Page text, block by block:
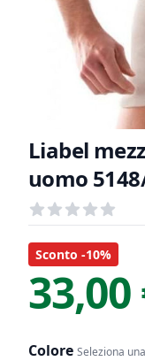
Liabel
uomo
Recensioni
out of 5 stars
Informazioni
Descrizione
Sconto -10%
33,00
Colore Seleziona